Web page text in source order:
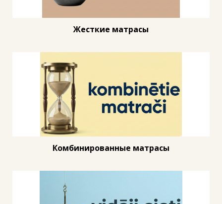
Жесткие матрасы
Комбинированные матрасы